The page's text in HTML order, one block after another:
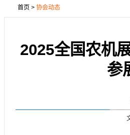
首页 > 协会动态
2025全国农机
参